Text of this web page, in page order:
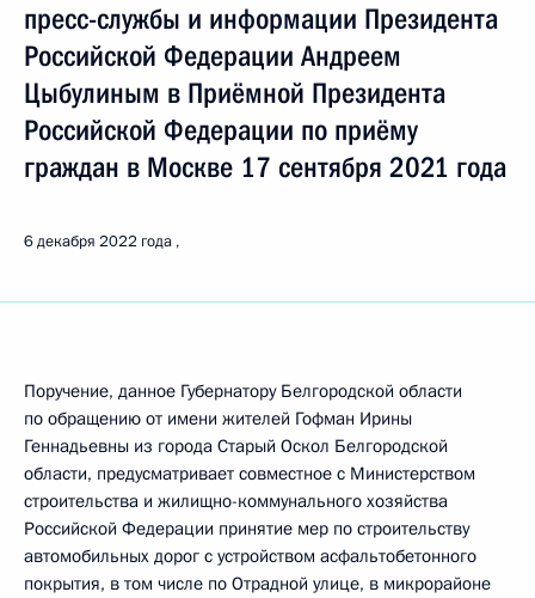
пресс-службы и информации Президента
Российской Федерации Андреем
Цыбулиным в Приёмной Президента
Российской Федерации по приёму
граждан в Москве 17 сентября 2021 года
6 декабря 2022 года
Поручение, данное Губернатору Белгородской области
по обращению от имени жителей Гофман Ирины
Геннадьевны из города Старый Оскол Белгородской
области, предусматривает совместное с Министерством
строительства и жилищно-коммунального хозяйства
Российской Федерации принятие мер по строительству
автомобильных дорог с устройством асфальтобетонного
покрытия, в том числе по Отрадной улице, в микрорайоне